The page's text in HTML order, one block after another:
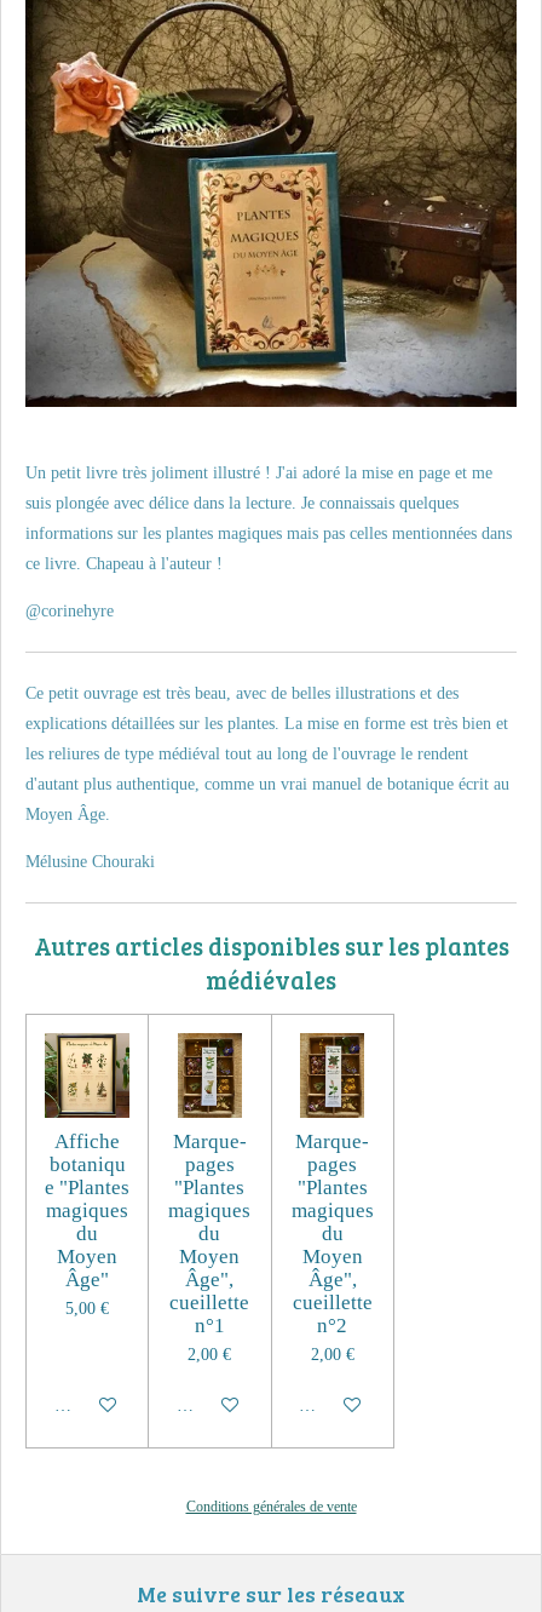
Un petit livre très joliment illustré ! J'ai adoré la mise en page et me
suis plongée avec délice dans la lecture. Je connaissais quelques
informations sur les plantes magiques mais pas celles mentionnées dans
ce livre. Chapeau à l'auteur !
@corinehyre
Ce petit ouvrage est très beau, avec de belles illustrations et des
explications détaillées sur les plantes. La mise en forme est très bien et
les reliures de type médiéval tout au long de l'ouvrage le rendent
d'autant plus authentique, comme un vrai manuel de botanique écrit au
Moyen Âge.
Mélusine Chouraki
Autres articles disponibles sur les plantes
médiévales
Affiche
botaniqu
e "Plantes
magiques
du
Moyen
Âge"
5,00 €
Ajouter au panier
Marque-
pages
"Plantes
magiques
du
Moyen
Âge",
cueillette
n°1
2,00 €
Ajouter au panier
Marque-
pages
"Plantes
magiques
du
Moyen
Âge",
cueillette
n°2
2,00 €
Ajouter au panier
Conditions générales de vente
Me suivre sur les réseaux